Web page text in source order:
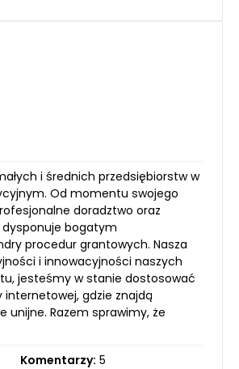
i średnich przedsiębiorstw w
Od momentu swojego
doradztwo oraz
dysponuje bogatym
procedur grantowych. Nasza
i innowacyjności naszych
jesteśmy w stanie dostosować
gdzie znajdą
unijne. Razem sprawimy, że
Komentarzy: 5